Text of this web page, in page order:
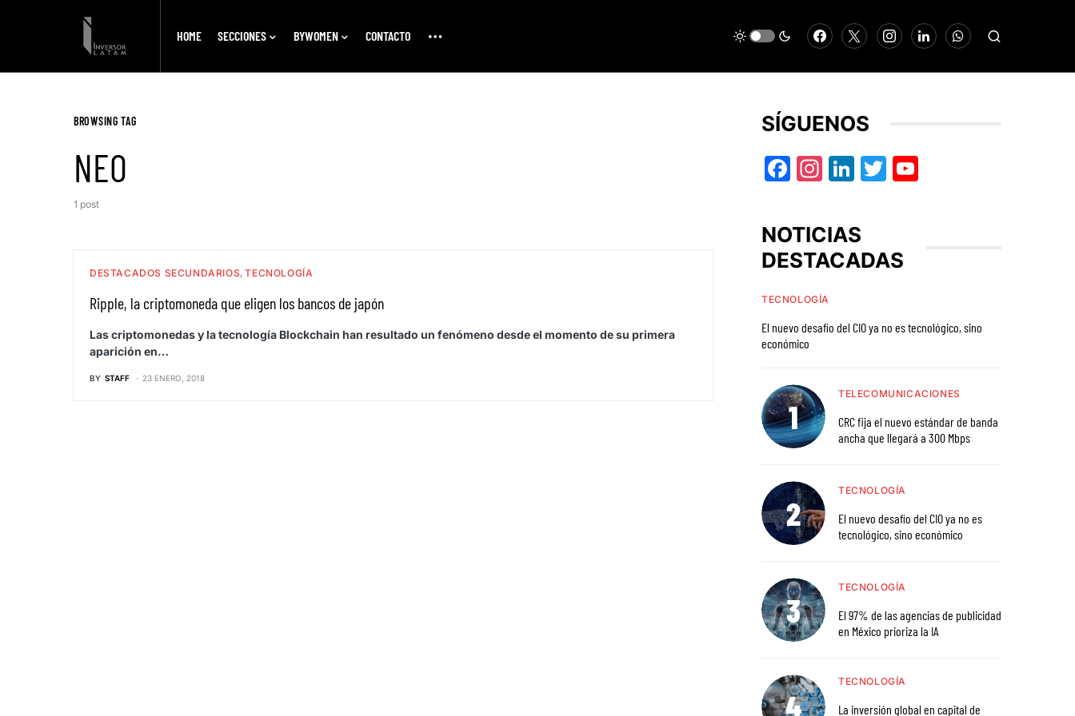
HOME SECCIONES BYWOMEN CONTACTO
BROWSING TAG
NEO
1 post
DESTACADOS SECUNDARIOS TECNOLOGÍA
Ripple, la criptomoneda que eligen los bancos de japón
Las criptomonedas y la tecnología Blockchain han resultado un fenómeno desde el momento de su primera
aparición en…
BY STAFF 23 ENERO, 2018
SÍGUENOS
Facebook
Instagram
LinkedIn
Twitter
NOTICIAS
DESTACADAS
TECNOLOGÍA
El nuevo desafío del CIO ya no es tecnológico, sino
económico
TELECOMUNICACIONES
CRC fija el nuevo estándar de banda
ancha que llegará a 300 Mbps
TECNOLOGÍA
El nuevo desafío del CIO ya no es
tecnológico, sino económico
TECNOLOGÍA
El 97% de las agencias de publicidad
en México prioriza la IA
TECNOLOGÍA
La inversión global en capital de